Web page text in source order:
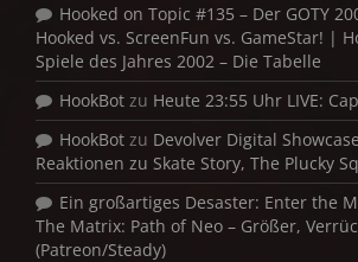
Hooked on Topic #135 – Der GOTY
Hooked vs. ScreenFun vs. GameStar! |
Spiele des Jahres 2002 – Die Tabelle
HookBot zu Heute 23:55 Uhr LIVE:
HookBot zu Devolver Digital
Reaktionen zu Skate Story, The Plucky
Ein großartiges Desaster: Enter the
The Matrix: Path of Neo – Größer,
(Patreon/Steady)